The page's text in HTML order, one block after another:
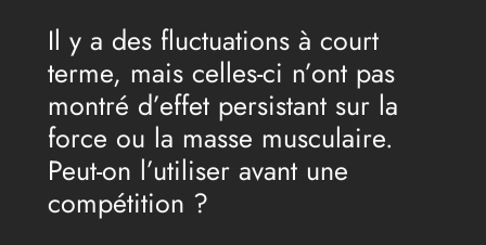
Il y a des fluctuations à court
terme, mais celles-ci n’ont pas
montré d’effet persistant sur la
force ou la masse musculaire.
Peut-on l’utiliser avant une
compétition ?